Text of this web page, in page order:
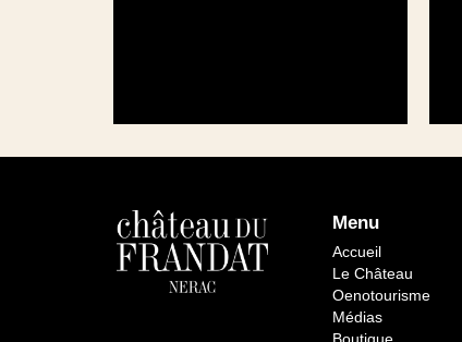
Menu
Accueil
Le Château
Oenotourisme
Médias